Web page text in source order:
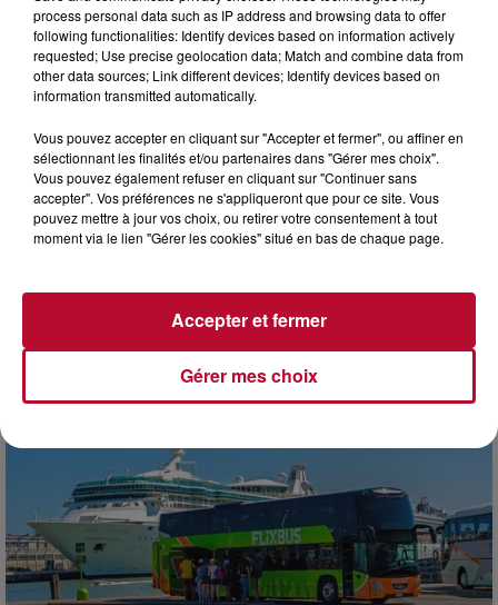
3 août 2026
Début août, c’est le cœur de l’été. La semaine débute, et
comme tous les lundis de l’été, on ouvre l’agenda qui est
encore bien rempli ! Entre sessions...
process personal data such as IP address and browsing data to offer
following functionalities: Identify devices based on information actively
requested; Use precise geolocation data; Match and combine data from
other data sources; Link different devices; Identify devices based on
information transmitted automatically.
Vous pouvez accepter en cliquant sur "Accepter et fermer", ou affiner en
sélectionnant les finalités et/ou partenaires dans "Gérer mes choix".
Vous pouvez également refuser en cliquant sur "Continuer sans
accepter". Vos préférences ne s'appliqueront que pour ce site. Vous
pouvez mettre à jour vos choix, ou retirer votre consentement à tout
moment via le lien "Gérer les cookies" situé en bas de chaque page.
Gérer mes choix
Accepter et fermer